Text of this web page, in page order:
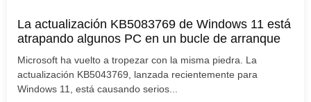
La actualización KB5083769 de Windows 11 está
atrapando algunos PC en un bucle de arranque
Microsoft ha vuelto a tropezar con la misma piedra. La
actualización KB5043769, lanzada recientemente para
Windows 11, está causando serios...